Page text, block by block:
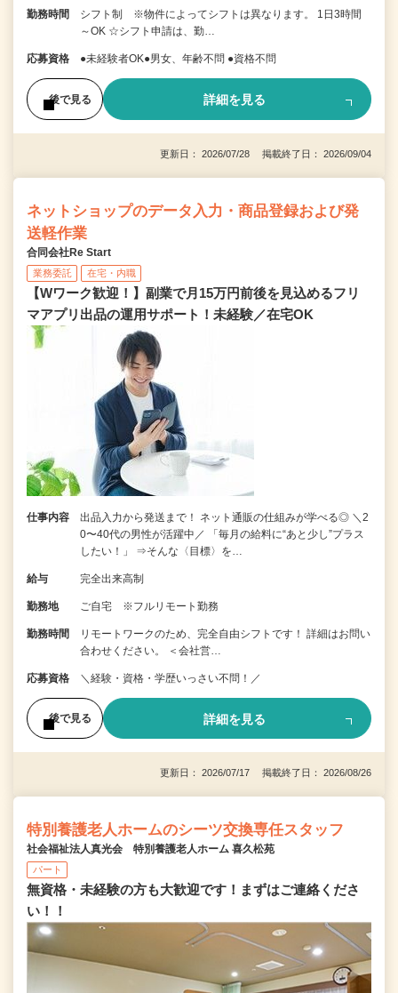
勤務時間
シフト制 ※物件によってシフトは異なります。 1日3時間
～OK ☆シフト申請は、勤…
応募資格 ●未経験者OK●男女、年齢不問 ●資格不問
後で見る 詳細を見る
更新日： 2026/07/28 掲載終了日： 2026/09/04
ネットショップのデータ入力・商品登録および発
送軽作業
合同会社Re Start
業務委託 在宅・内職
【Wワーク歓迎！】副業で月15万円前後を見込めるフリ
マアプリ出品の運用サポート！未経験／在宅OK
仕事内容
出品入力から発送まで！ ネット通販の仕組みが学べる◎ ＼2
0〜40代の男性が活躍中／ 「毎月の給料に“あと少し”プラス
したい！」 ⇒そんな〈目標〉を…
給与 完全出来高制
勤務地 ご自宅 ※フルリモート勤務
勤務時間
リモートワークのため、完全自由シフトです！ 詳細はお問い
合わせください。 ＜会社営…
応募資格 ＼経験・資格・学歴いっさい不問！／
後で見る 詳細を見る
更新日： 2026/07/17 掲載終了日： 2026/08/26
特別養護老人ホームのシーツ交換専任スタッフ
社会福祉法人真光会 特別養護老人ホーム 喜久松苑
パート
無資格・未経験の方も大歓迎です！まずはご連絡くださ
い！！